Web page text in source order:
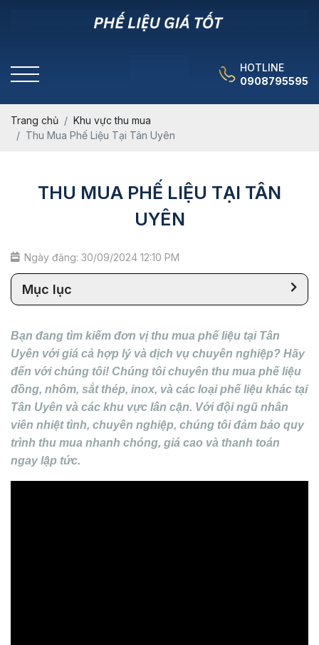
HOTLINE
0908795595
Trang chủ
Khu vực thu mua
Thu Mua Phế Liệu Tại Tân Uyên
THU MUA PHẾ LIỆU TẠI TÂN
UYÊN
Ngày đăng: 30/09/2024 12:10 PM
Mục lục
Bạn đang tìm kiếm đơn vị thu mua phế liệu tại Tân
Uyên với giá cả hợp lý và dịch vụ chuyên nghiệp? Hãy
đến với chúng tôi! Chúng tôi chuyên thu mua phế liệu
đồng, nhôm, sắt thép, inox, và các loại phế liệu khác tại
Tân Uyên và các khu vực lân cận. Với đội ngũ nhân
viên nhiệt tình, chuyên nghiệp, chúng tôi đảm bảo quy
trình thu mua nhanh chóng, giá cao và thanh toán
ngay lập tức.